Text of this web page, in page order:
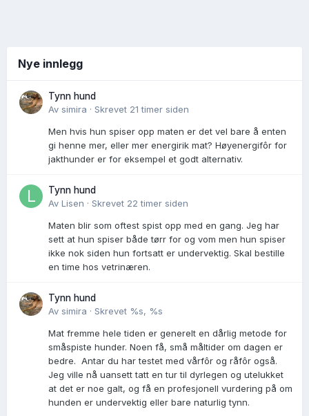
Nye innlegg
Tynn hund
Av simira · Skrevet 21 timer siden
Men hvis hun spiser opp maten er det vel bare å enten
gi henne mer, eller mer energirik mat? Høyenergifôr for
jakthunder er for eksempel et godt alternativ.
Tynn hund
Av Lisen · Skrevet 22 timer siden
Maten blir som oftest spist opp med en gang. Jeg har
sett at hun spiser både tørr for og vom men hun spiser
ikke nok siden hun fortsatt er undervektig. Skal bestille
en time hos vetrinæren.
Tynn hund
Av simira · Skrevet %s, %s
Mat fremme hele tiden er generelt en dårlig metode for
småspiste hunder. Noen få, små måltider om dagen er
bedre. Antar du har testet med vårfôr og råfôr også.
Jeg ville nå uansett tatt en tur til dyrlegen og utelukket
at det er noe galt, og få en profesjonell vurdering på om
hunden er undervektig eller bare naturlig tynn.